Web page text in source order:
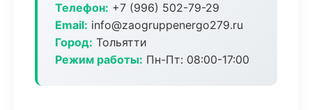
Телефон: +7 (996) 502-79-29
Email: info@zaogruppenergo279.ru
Город: Тольятти
Режим работы: Пн-Пт: 08:00-17:00